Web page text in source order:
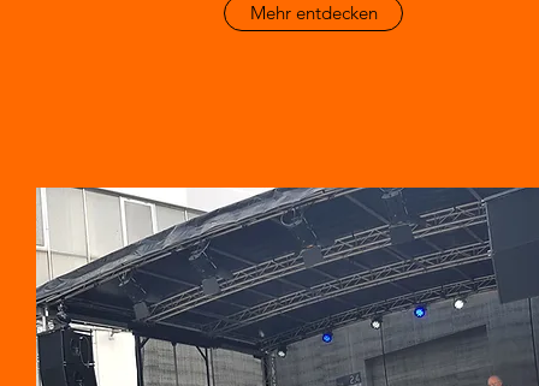
Mehr entdecken